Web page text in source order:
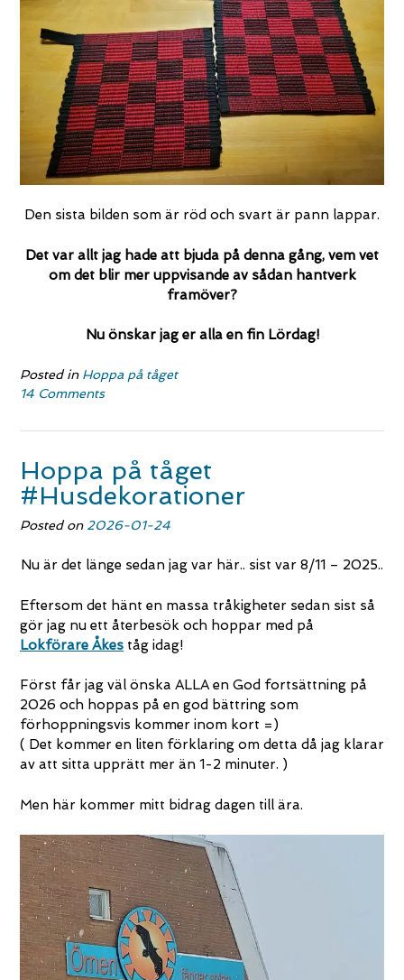
Den sista bilden som är röd och svart är pann lappar.
Det var allt jag hade att bjuda på denna gång, vem vet
om det blir mer uppvisande av sådan hantverk
framöver?
Nu önskar jag er alla en fin Lördag!
Posted in Hoppa på tåget
14 Comments
Hoppa på tåget
#Husdekorationer
Posted on 2026-01-24
Nu är det länge sedan jag var här.. sist var 8/11 – 2025..
Eftersom det hänt en massa tråkigheter sedan sist så
gör jag nu ett återbesök och hoppar med på
Lokförare Åkes tåg idag!
Först får jag väl önska ALLA en God fortsättning på
2026 och hoppas på en god bättring som
förhoppningsvis kommer inom kort =)
( Det kommer en liten förklaring om detta då jag klarar
av att sitta upprätt mer än 1-2 minuter. )
Men här kommer mitt bidrag dagen till ära.